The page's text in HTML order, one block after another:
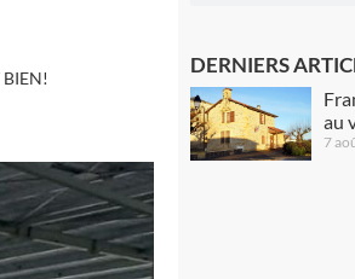
BIEN!
DERNIERS
au
7